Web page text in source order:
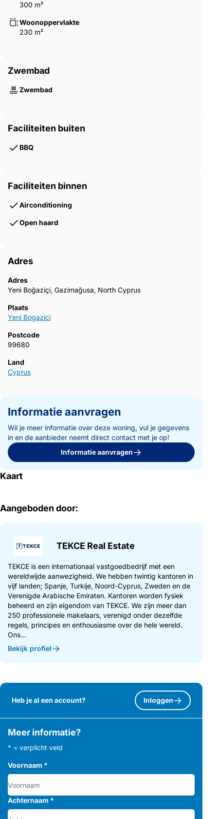
300 m²
Woonoppervlakte
230 m²
Zwembad
Zwembad
Faciliteiten buiten
BBQ
Faciliteiten binnen
Airconditioning
Open haard
Adres
Adres
Yeni Boğaziçi, Gazimağusa, North Cyprus
Plaats
Yeni Bogazici
Postcode
99680
Land
Cyprus
Informatie aanvragen
Wil je meer informatie over deze woning, vul je gegevens
in en de aanbieder neemt direct contact met je op!
Informatie aanvragen
Kaart
Aangeboden door:
TEKCE Real Estate
TEKCE is een internationaal vastgoedbedrijf met een
wereldwijde aanwezigheid. We hebben twintig kantoren in
vijf landen; Spanje, Turkije, Noord-Cyprus, Zweden en de
Verenigde Arabische Emiraten. Kantoren worden fysiek
beheerd en zijn eigendom van TEKCE. We zijn meer dan
250 professionele makelaars, verenigd onder dezelfde
regels, principes en enthousiasme over de hele wereld.
Ons...
Bekijk profiel
Heb je al een account? Inloggen
Meer informatie?
* = verplicht veld
Voornaam *
Achternaam *